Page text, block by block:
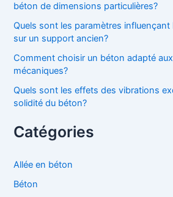
béton de dimensions particulières?
Quels sont les paramètres influençant
sur un support ancien?
Comment choisir un béton adapté
mécaniques?
Quels sont les effets des vibrations
solidité du béton?
Catégories
Allée en béton
Béton